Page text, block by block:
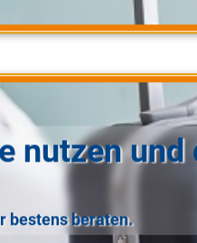
nutzen und
bestens beraten.